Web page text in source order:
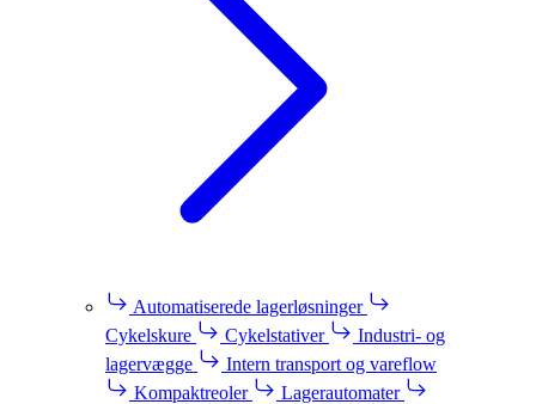
Automatiserede lagerløsninger
Cykelskure
Cykelstativer
Industri- og
lagervægge
Intern transport og vareflow
Kompaktreoler
Lagerautomater